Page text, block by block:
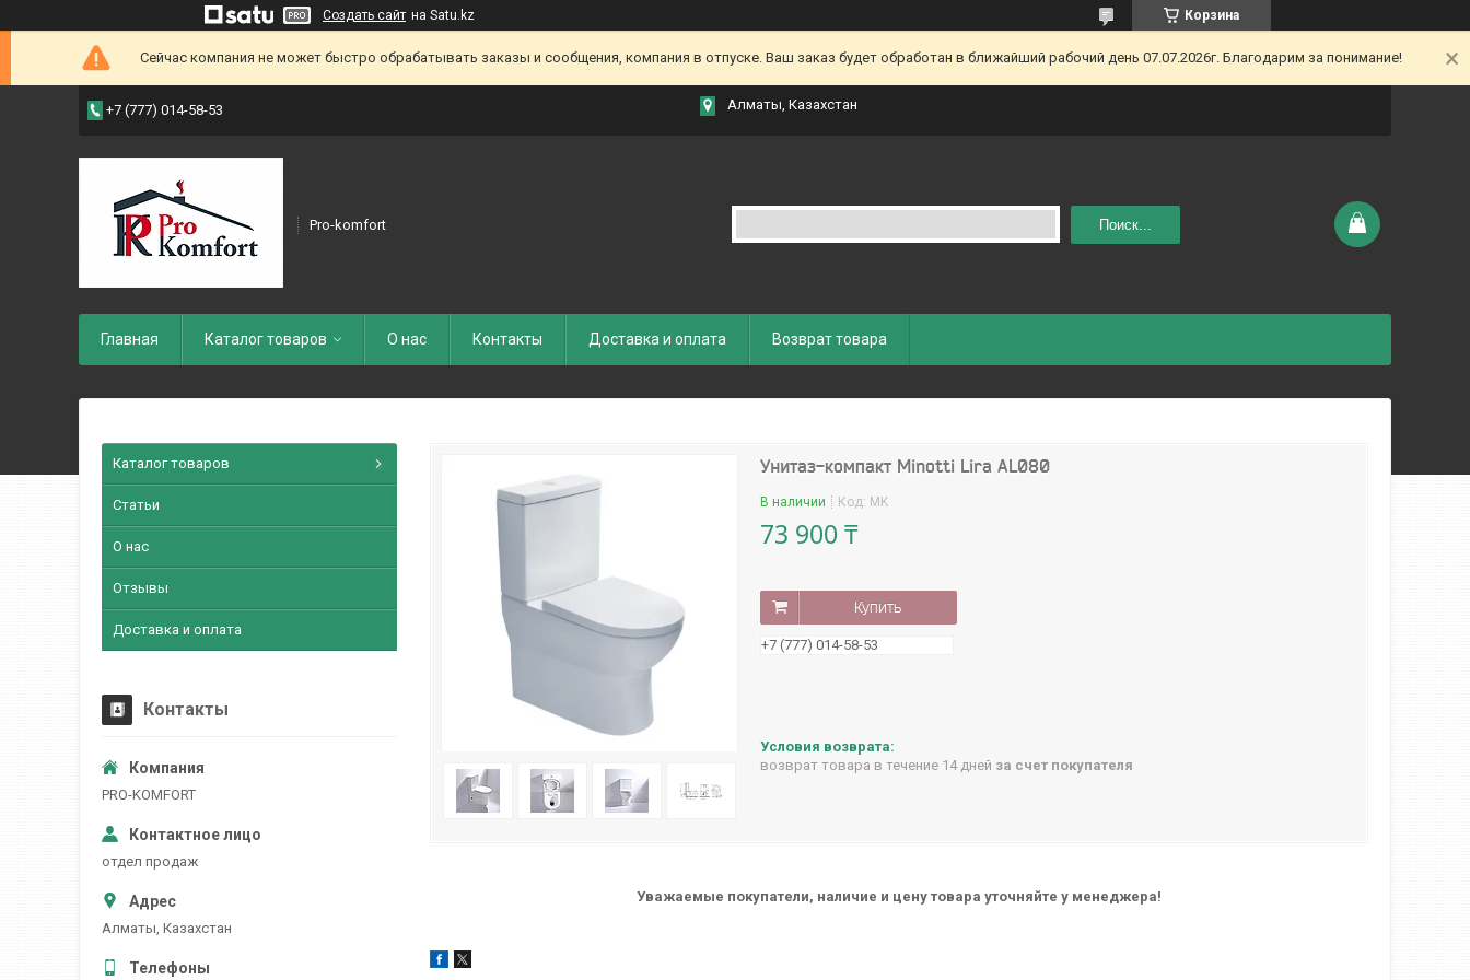
Создать сайт на Satu.kz Корзина
Сейчас компания не может быстро обрабатывать заказы и сообщения, компания в отпуске. Ваш заказ будет обработан в ближайший рабочий день 07.07.2026г. Благодарим за понимание!
+7 (777) 014-58-53 Алматы, Казахстан
Pro-komfort Поиск...
Главная Каталог товаров О нас Контакты Доставка и оплата Возврат товара
Унитаз-компакт Minotti Lira AL080
В наличии Код: MK
73 900 ₸
Купить
+7 (777) 014-58-53
возврат товара в течение 14 дней за счет покупателя
Уважаемые покупатели, наличие и цену товара уточняйте у менеджера!
Каталог товаров
Статьи
О нас
Отзывы
Доставка и оплата
Контакты
PRO-KOMFORT
отдел продаж
Алматы, Казахстан